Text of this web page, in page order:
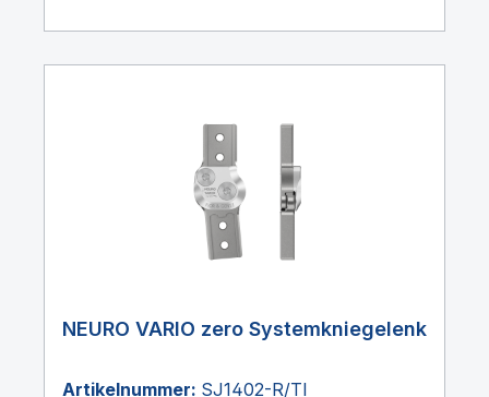
NEURO VARIO zero Systemkniegelenk
Artikelnummer: SJ1402-R/TI